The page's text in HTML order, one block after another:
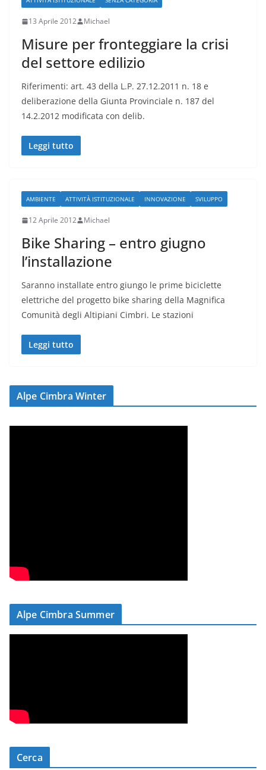
13 Aprile 2012 Michael
Misure per fronteggiare la crisi
del settore edilizio
Riferimenti: art. 43 della L.P. 27.12.2011 n. 18 e
deliberazione della Giunta Provinciale n. 187 del
14.2.2012 modificata con delib.
Leggi tutto
AMBIENTE ATTIVITÀ ISTITUZIONALE INNOVAZIONE SVILUPPO
12 Aprile 2012 Michael
Bike Sharing – entro giugno
l’installazione
Saranno installate entro giungo le prime biciclette
elettriche del progetto bike sharing della Magnifica
Comunità degli Altipiani Cimbri. Le stazioni
Leggi tutto
Alpe Cimbra Winter
Alpe Cimbra Summer
Cerca